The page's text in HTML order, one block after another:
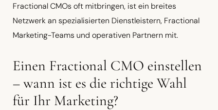
Fractional CMOs oft mitbringen, ist ein breites
Netzwerk an spezialisierten Dienstleistern, Fractional
Marketing-Teams und operativen Partnern mit.
Einen Fractional CMO einstellen
– wann ist es die richtige Wahl
für Ihr Marketing?